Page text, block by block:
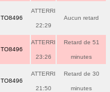
TO8496
ATTERRI
22:29
Aucun retard
TO8496
ATTERRI
23:26
Retard de 51
minutes
TO8496
ATTERRI
21:50
Retard de 30
minutes